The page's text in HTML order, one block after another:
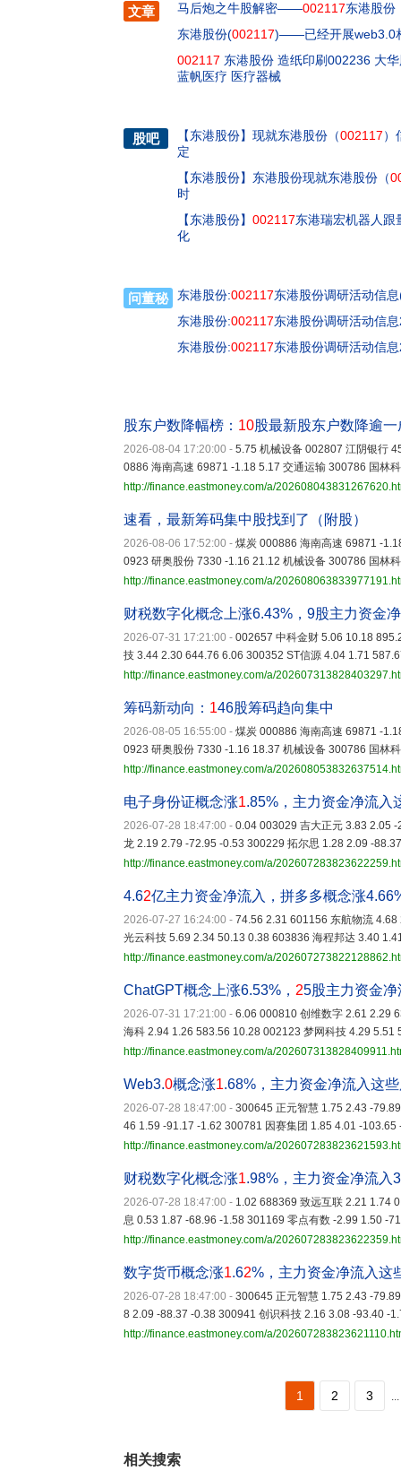
文章 马后炮之牛股解密——002117东港股份
东港股份(002117)——已经开展web3.0
002117 东港股份 造纸印刷002236 大
蓝帆医疗 医疗器械
股吧 【东港股份】 现就东港股份（002117）
定
【东港股份】 东港股份现就东港股份（
时
【东港股份】 002117东港瑞宏机器人跟
化
问董秘 东港股份:002117东港股份调研活动信
东港股份:002117东港股份调研活动信
东港股份:002117东港股份调研活动信
股东户数降幅榜： 10股最新股东户数降逾一
2026-08-04 17:20:00 - 5.75 机械设备 002807 江阴银行
0886 海南高速 69871 -1.18 5.17 交通运输 300786 国林
http://finance.eastmoney.com/a/
速看，最新筹码集中股找到了（附股）
2026-08-06 17:52:00 - 煤炭 000886 海南高速 69871 -
0923 研奥股份 7330 -1.16 21.12 机械设备 300786 国林
http://finance.eastmoney.com/a/
财税数字化概念上涨6.43%，9股主力资金
2026-07-31 17:21:00 - 002657 中科金财 5.06 10.18
技 3.44 2.30 644.76 6.06 300352 ST信源 4.04 1.71
http://finance.eastmoney.com/a/
筹码新动向： 146股筹码趋向集中
2026-08-05 16:55:00 - 煤炭 000886 海南高速 69871 -
0923 研奥股份 7330 -1.16 18.37 机械设备 300786 国林
http://finance.eastmoney.com/a/
电子身份证概念涨1.85%，主力资金净流入
2026-07-28 18:47:00 - 0.04 003029 吉大正元 3.83 2.05
龙 2.19 2.79 -72.95 -0.53 300229 拓尔思 1.28 2.09 -
http://finance.eastmoney.com/a/
4.62亿主力资金净流入，拼多多概念涨
2026-07-27 16:24:00 - 74.56 2.31 601156 东航物流
光云科技 5.69 2.34 50.13 0.38 603836 海程邦达 3.40
http://finance.eastmoney.com/a/
ChatGPT概念上涨6.53%， 25股主力资金
2026-07-31 17:21:00 - 6.06 000810 创维数字 2.61 2.29
海科 2.94 1.26 583.56 10.28 002123 梦网科技 4.29 5.51
http://finance.eastmoney.com/a/
Web3.0概念涨1.68%，主力资金净流入这
2026-07-28 18:47:00 - 300645 正元智慧 1.75 2.43 -
46 1.59 -91.17 -1.62 300781 因赛集团 1.85 4.01 -
http://finance.eastmoney.com/a/
财税数字化概念涨1.98%，主力资金净流入
2026-07-28 18:47:00 - 1.02 688369 致远互联 2.21 1.74
息 0.53 1.87 -68.96 -1.58 301169 零点有数 -2.99 1.50 -
http://finance.eastmoney.com/a/
数字货币概念涨1.62%，主力资金净流入这
2026-07-28 18:47:00 - 300645 正元智慧 1.75 2.43 -
8 2.09 -88.37 -0.38 300941 创识科技 2.16 3.08 -93.40 -
http://finance.eastmoney.com/a/
1 2 3 ...
相关搜索